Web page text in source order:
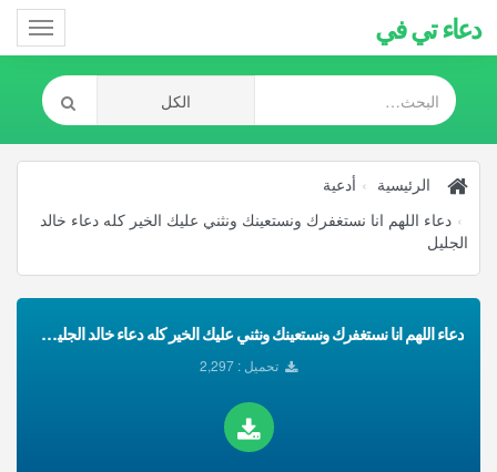
دعاء تي في
الرئيسية
أدعية
دعاء اللهم انا نستغفرك ونستعينك ونثني عليك الخير كله دعاء خالد
الجليل
دعاء اللهم انا نستغفرك ونستعينك ونثني عليك الخير كله دعاء خالد الجليل تحميل Mp3
تحميل : 2,297